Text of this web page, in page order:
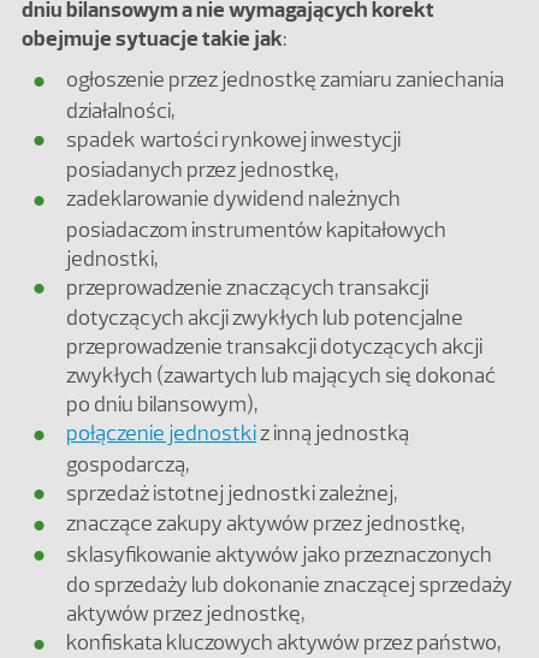
dniu bilansowym a nie wymagających korekt
obejmuje sytuacje takie jak:
ogłoszenie przez jednostkę zamiaru zaniechania
działalności,
spadek wartości rynkowej inwestycji
posiadanych przez jednostkę,
zadeklarowanie dywidend należnych
posiadaczom instrumentów kapitałowych
jednostki,
przeprowadzenie znaczących transakcji
dotyczących akcji zwykłych lub potencjalne
przeprowadzenie transakcji dotyczących akcji
zwykłych (zawartych lub mających się dokonać
po dniu bilansowym),
połączenie jednostkiz inną jednostką
gospodarczą,
sprzedaż istotnej jednostki zależnej,
znaczące zakupy aktywów przez jednostkę,
sklasyfikowanie aktywów jako przeznaczonych
do sprzedaży lub dokonanie znaczącej sprzedaży
aktywów przez jednostkę,
konfiskata kluczowych aktywów przez państwo,